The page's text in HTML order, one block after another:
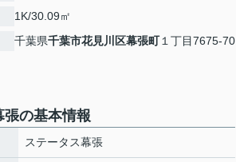
1K/30.09㎡
千葉県千葉市花見川区幕張町１丁目7675-70
張の基本情報
ステータス幕張